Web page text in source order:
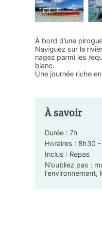
À bord d’une
Naviguez sur la
nagez parmi les
blanc.
Une journée riche
À savoir
Durée : 7h
Horaires : 8h30
Inclus : Repas
N’oubliez pas :
l'environnement,